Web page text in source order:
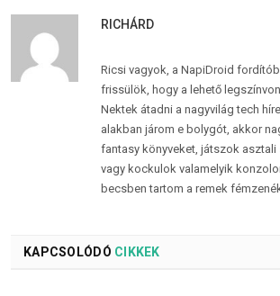
RICHÁRD
Ricsi vagyok, a NapiDroid
frissülök, hogy a lehető
Nektek átadni a nagyvilág tech
alakban járom e bolygót, akkor
fantasy könyveket, játszok
vagy kockulok valamelyik
becsben tartom a remek
KAPCSOLÓDÓ CIKKEK